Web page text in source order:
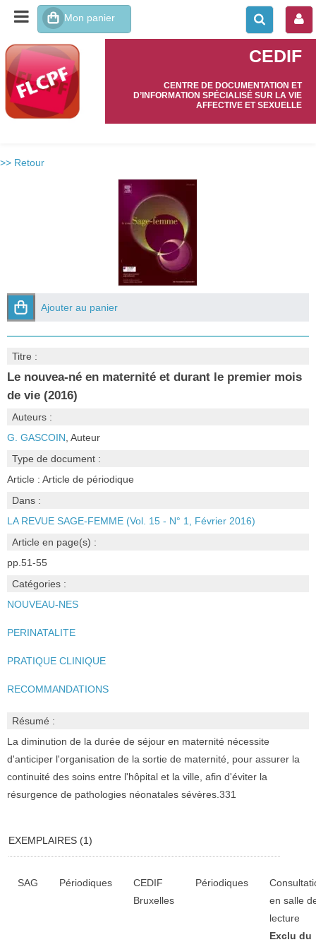
CEDIF
CENTRE DE DOCUMENTATION ET
D’INFORMATION SPÉCIALISÉ SUR LA VIE
AFFECTIVE ET SEXUELLE
>> Retour
Ajouter au panier
Titre :
Le nouvea-né en maternité et durant le premier mois
de vie (2016)
Auteurs :
G. GASCOIN , Auteur
Type de document :
Article : Article de périodique
Dans :
LA REVUE SAGE-FEMME (Vol. 15 - N° 1, Février 2016)
Article en page(s) :
pp.51-55
Catégories :
NOUVEAU-NES
PERINATALITE
PRATIQUE CLINIQUE
RECOMMANDATIONS
Résumé :
La diminution de la durée de séjour en maternité nécessite
d'anticiper l'organisation de la sortie de maternité, pour assurer la
continuité des soins entre l'hôpital et la ville, afin d'éviter la
résurgence de pathologies néonatales sévères.331
EXEMPLAIRES (1)
SAG
Périodiques
CEDIF
Bruxelles
Périodiques
en salle
lecture
Exclu du